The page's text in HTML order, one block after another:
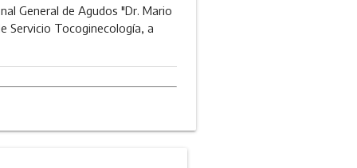
General de Agudos "Dr. Mario
Servicio Tocoginecología, a